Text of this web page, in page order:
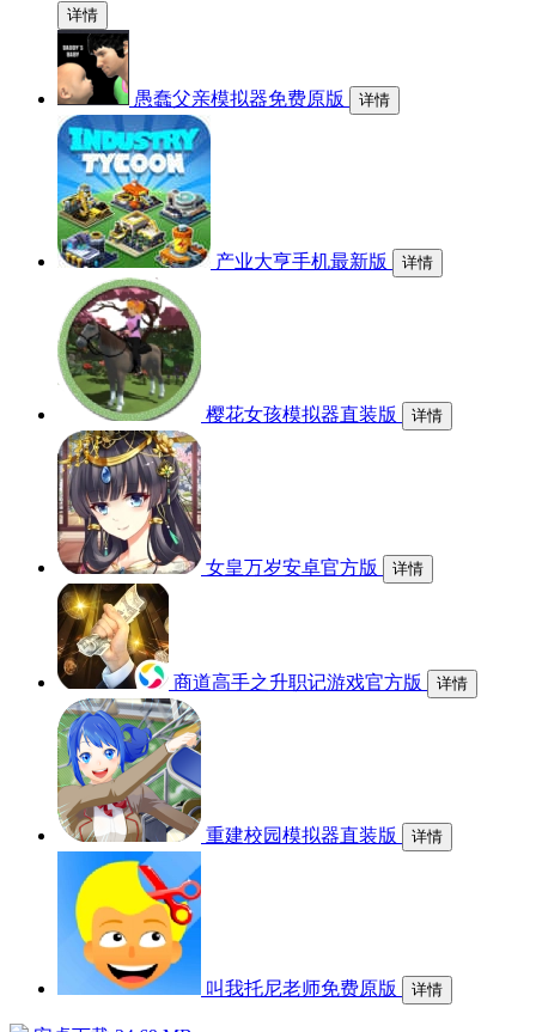
详情
愚蠢父亲模拟器免费原版 详情
产业大亨手机最新版 详情
樱花女孩模拟器直装版 详情
女皇万岁安卓官方版 详情
商道高手之升职记游戏官方版 详情
重建校园模拟器直装版 详情
叫我托尼老师免费原版 详情